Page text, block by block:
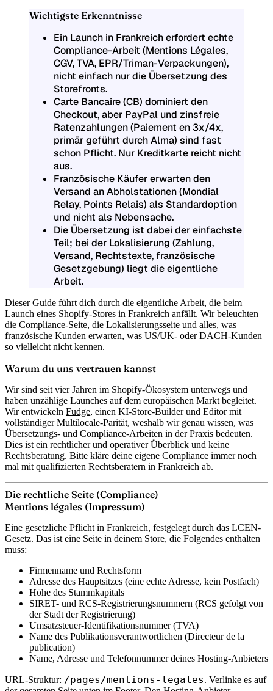
Wichtigste Erkenntnisse
Ein Launch in Frankreich erfordert echte
Compliance-Arbeit (Mentions Légales,
CGV, TVA, EPR/Triman-Verpackungen),
nicht einfach nur die Übersetzung des
Storefronts.
Carte Bancaire (CB) dominiert den
Checkout, aber PayPal und zinsfreie
Ratenzahlungen (Paiement en 3x/4x,
primär geführt durch Alma) sind fast
schon Pflicht. Nur Kreditkarte reicht nicht
aus.
Französische Käufer erwarten den
Versand an Abholstationen (Mondial
Relay, Points Relais) als Standardoption
und nicht als Nebensache.
Die Übersetzung ist dabei der einfachste
Teil; bei der Lokalisierung (Zahlung,
Versand, Rechtstexte, französische
Gesetzgebung) liegt die eigentliche
Arbeit.
Dieser Guide führt dich durch die eigentliche Arbeit, die beim
Launch eines Shopify-Stores in Frankreich anfällt. Wir beleuchten
die Compliance-Seite, die Lokalisierungsseite und alles, was
französische Kunden erwarten, was US/UK- oder DACH-Kunden
so vielleicht nicht kennen.
Warum du uns vertrauen kannst
Wir sind seit vier Jahren im Shopify-Ökosystem unterwegs und
haben unzählige Launches auf dem europäischen Markt begleitet.
Wir entwickeln Fudge, einen KI-Store-Builder und Editor mit
vollständiger Multilocale-Parität, weshalb wir genau wissen, was
Übersetzungs- und Compliance-Arbeiten in der Praxis bedeuten.
Dies ist ein rechtlicher und operativer Überblick und keine
Rechtsberatung. Bitte kläre deine eigene Compliance immer noch
mal mit qualifizierten Rechtsberatern in Frankreich ab.
Die rechtliche Seite (Compliance)
Mentions légales (Impressum)
Eine gesetzliche Pflicht in Frankreich, festgelegt durch das LCEN-
Gesetz. Das ist eine Seite in deinem Store, die Folgendes enthalten
muss:
Firmenname und Rechtsform
Adresse des Hauptsitzes (eine echte Adresse, kein Postfach)
Höhe des Stammkapitals
SIRET- und RCS-Registrierungsnummern (RCS gefolgt von
der Stadt der Registrierung)
Umsatzsteuer-Identifikationsnummer (TVA)
Name des Publikationsverantwortlichen (Directeur de la
publication)
Name, Adresse und Telefonnummer deines Hosting-Anbieters
URL-Struktur: /pages/mentions-legales. Verlinke es auf